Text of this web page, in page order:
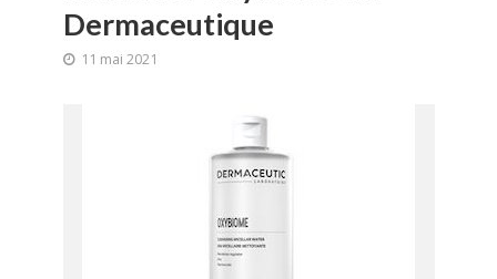
Dermaceutique
11 mai 2021